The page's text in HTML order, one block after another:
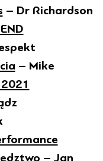
– Dr Richardson
– Mike
– Jan